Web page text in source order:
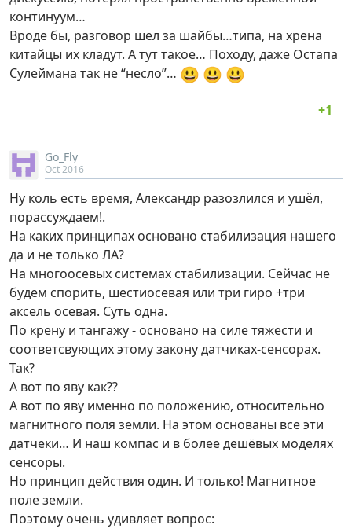
континуум…
Вроде бы, разговор шел за шайбы…типа, на хрена
китайцы их кладут. А тут такое… Походу, даже Остапа
Сулеймана так не “несло”… 😃 😃 😃
Go_Fly
Oct 2016
Ну коль есть время, Александр разозлился и ушёл,
порассуждаем!.
На каких принципах основано стабилизация нашего
да и не только ЛА?
На многоосевых системах стабилизации. Сейчас не
будем спорить, шестиосевая или три гиро +три
аксель осевая. Суть одна.
По крену и тангажу - основано на силе тяжести и
соответсвующих этому закону датчиках-сенсорах.
Так?
А вот по яву как??
А вот по яву именно по положению, относительно
магнитного поля земли. На этом основаны все эти
датчеки… И наш компас и в более дешёвых моделях
сенсоры.
Но принцип действия один. И только! Магнитное
поле земли.
Поэтому очень удивляет вопрос: